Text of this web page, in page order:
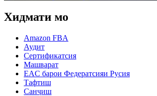
Хидмати мо
Amazon FBA
Аудит
Сертификатсия
Машварат
EAC барои Федератсияи Русия
Тафтиш
Санҷиш